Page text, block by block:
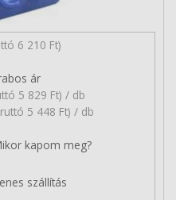
6 210 Ft)
ár
5 829 Ft) / db
5 448 Ft) / db
kapom meg?
szállítás